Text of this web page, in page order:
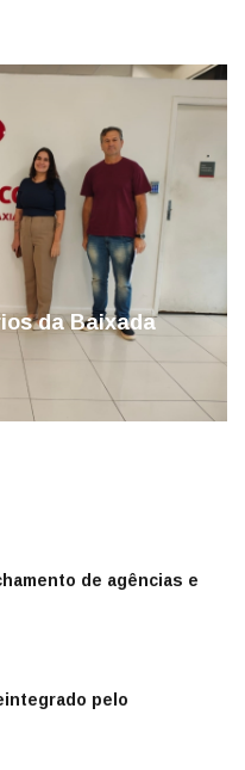
da Baixada
de agências e
pelo